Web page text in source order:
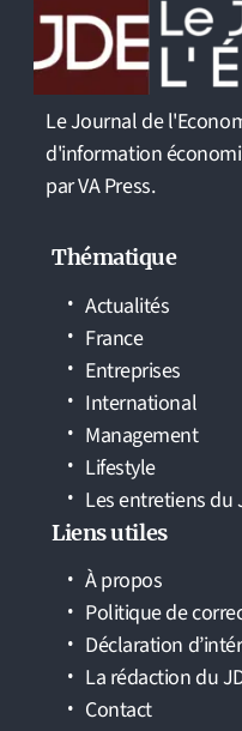
Le Journal de
d'information
par VA Press.
Thématique
Actualités
France
Entreprises
International
Management
Lifestyle
Les entretiens du
Liens utiles
À propos
Politique de
Déclaration
La rédaction du
Contact